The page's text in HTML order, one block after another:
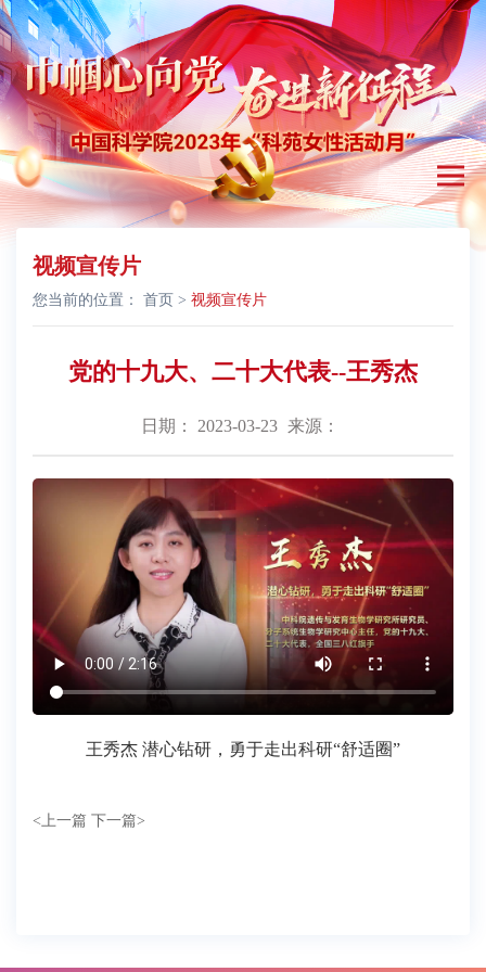
视频宣传片
您当前的位置： 首页 > 视频宣传片
党的十九大、二十大代表--王秀杰
日期： 2023-03-23 来源：
王秀杰 潜心钻研，勇于走出科研“舒适圈”
< 上一篇 下一篇>